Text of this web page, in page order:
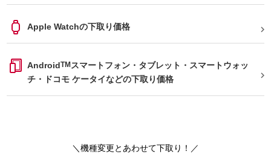
Apple Watchの下取り価格 
AndroidTMスマートフォン・タブレット・スマートウォッ
チ・ドコモ ケータイなどの下取り価格

＼機種変更とあわせて下取り！／